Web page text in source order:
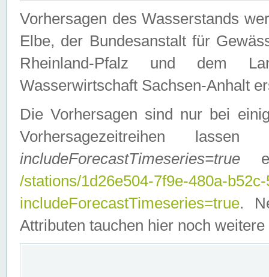
Vorhersagen des Wasserstands
Elbe, der Bundesanstalt für
Rheinland-Pfalz und dem
Wasserwirtschaft Sachsen-Anhalt
Die Vorhersagen sind nur bei
Vorhersagezeitreihen
includeForecastTimeseries=true
/stations/1d26e504-7f9e-480a-
includeForecastTimeseries=true.
Attributen tauchen hier noch weitere